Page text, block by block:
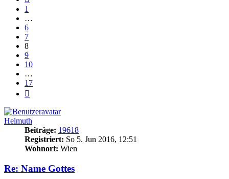
1
…
6
7
8
9
10
…
17
Helmuth
Beiträge: 19618
Registriert: So 5. Jun 2016, 12:51
Wohnort: Wien
Re: Name Gottes